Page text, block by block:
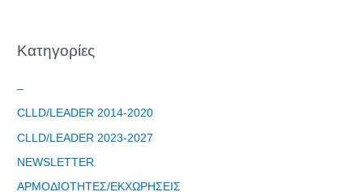
Kατηγορίες
–
CLLD/LEADER 2014-2020
CLLD/LEADER 2023-2027
NEWSLETTER
ΑΡΜΟΔΙΟΤΗΤΕΣ/ΕΚΧΩΡΗΣΕΙΣ